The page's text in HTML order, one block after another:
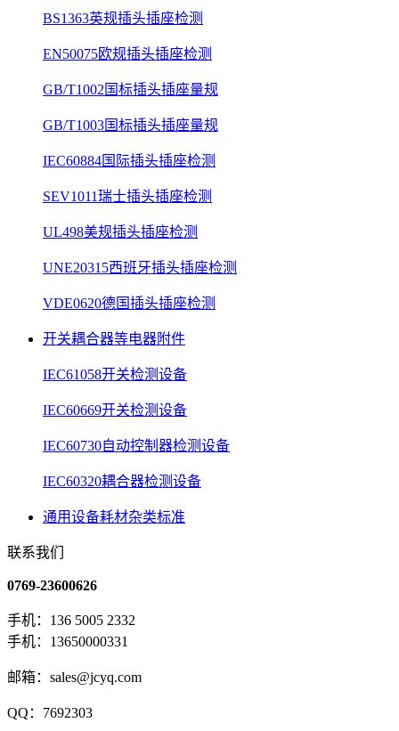
BS1363英规插头插座检测
EN50075欧规插头插座检测
GB/T1002国标插头插座量规
GB/T1003国标插头插座量规
IEC60884国际插头插座检测
SEV1011瑞士插头插座检测
UL498美规插头插座检测
UNE20315西班牙插头插座检测
VDE0620德国插头插座检测
开关耦合器等电器附件
IEC61058开关检测设备
IEC60669开关检测设备
IEC60730自动控制器检测设备
IEC60320耦合器检测设备
通用设备耗材杂类标准
联系我们
0769-23600626
手机：136 5005 2332
手机：13650000331
邮箱：sales@jcyq.com
QQ：7692303